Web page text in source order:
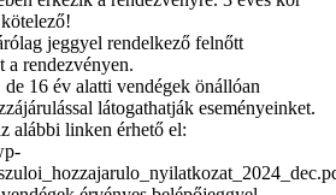
jeggyel rendelkező felnőtt
a rendezvényen.
16 év alatti vendégek önállóan
látogathatják eseményeinket.
alábbi linken érhető el: